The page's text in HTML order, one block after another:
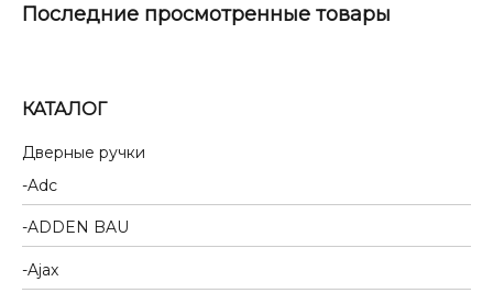
КАТАЛОГ
Дверные ручки
Adc
ADDEN BAU
Ajax
Последние просмотренные товары